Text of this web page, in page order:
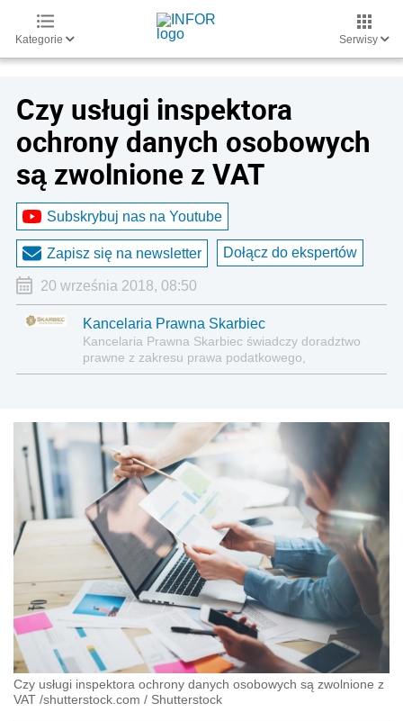
Kategorie Serwisy
Czy usługi inspektora
ochrony danych osobowych
są zwolnione z VAT
Subskrybuj nas na Youtube
Zapisz się na newsletter Dołącz do ekspertów
20 września 2018, 08:50
Kancelaria Prawna Skarbiec
Kancelaria Prawna Skarbiec świadczy doradztwo
prawne z zakresu prawa podatkowego,
gospodarczego, cywilnego i karnego.
Czy usługi inspektora ochrony danych osobowych są zwolnione z
VAT /shutterstock.com / Shutterstock